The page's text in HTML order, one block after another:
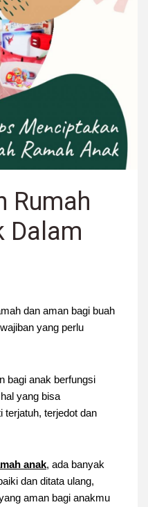
Rumah
Dalam
dan aman bagi buah
yang perlu
bagi anak berfungsi
yang bisa
terjatuh, terjedot dan
anak, ada banyak
dan ditata ulang,
aman bagi anakmu